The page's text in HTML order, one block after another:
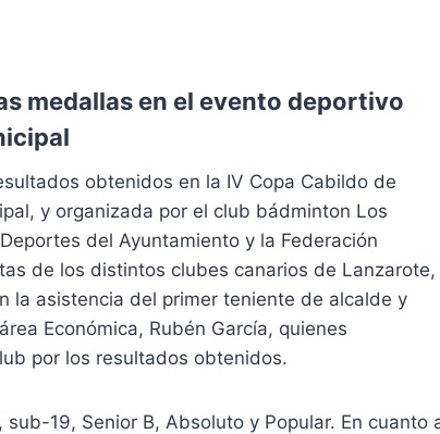
medallas en el evento deportivo
obtenidos en la IV Copa Cabildo de
y organizada por el club bádminton Los
del Ayuntamiento y la Federación
de los distintos clubes canarios de Lanzarote,
la asistencia del primer teniente de alcalde y
Económica, Rubén García, quienes
por los resultados obtenidos.
19, Senior B, Absoluto y Popular. En cuanto